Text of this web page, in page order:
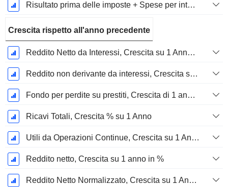
Risultato prima delle imposte + Spese per interessi / Spese per interessi
Crescita rispetto all'anno precedente
Reddito Netto da Interessi, Crescita su 1 Anno in %
Reddito non derivante da interessi, Crescita su 1 anno in %
Fondo per perdite su prestiti, Crescita di 1 anno in %
Ricavi Totali, Crescita % su 1 Anno
Utili da Operazioni Continue, Crescita su 1 Anno in %
Reddito netto, Crescita su 1 anno in %
Reddito Netto Normalizzato, Crescita su 1 Anno in %